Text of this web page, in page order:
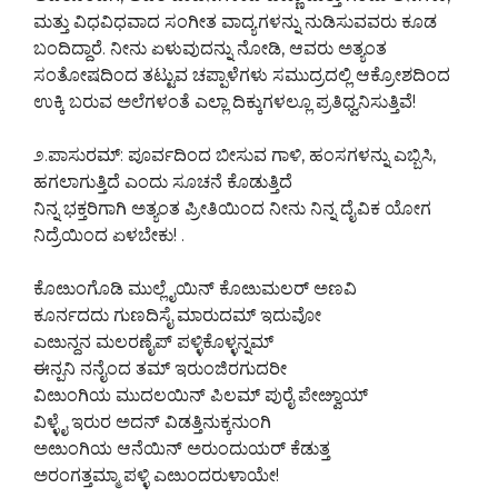
ಮತ್ತು ವಿಧವಿಧವಾದ ಸಂಗೀತ ವಾದ್ಯಗಳನ್ನು ನುಡಿಸುವವರು ಕೂಡ
ಬಂದಿದ್ದಾರೆ. ನೀನು ಏಳುವುದನ್ನು ನೋಡಿ, ಆವರು ಅತ್ಯಂತ
ಸಂತೋಷದಿಂದ ತಟ್ಟುವ ಚಪ್ಪಾಳೆಗಳು ಸಮುದ್ರದಲ್ಲಿ ಆಕ್ರೋಶದಿಂದ
ಉಕ್ಕಿ ಬರುವ ಅಲೆಗಳಂತೆ ಎಲ್ಲಾ ದಿಕ್ಕುಗಳಲ್ಲೂ ಪ್ರತಿಧ್ವನಿಸುತ್ತಿವೆ!
೨.ಪಾಸುರಮ್: ಪೂರ್ವದಿಂದ ಬೀಸುವ ಗಾಳಿ, ಹಂಸಗಳನ್ನು ಎಬ್ಬಿಸಿ,
ಹಗಲಾಗುತ್ತಿದೆ ಎಂದು ಸೂಚನೆ ಕೊಡುತ್ತಿದೆ
ನಿನ್ನ ಭಕ್ತರಿಗಾಗಿ ಅತ್ಯಂತ ಪ್ರೀತಿಯಿಂದ ನೀನು ನಿನ್ನ ದೈವಿಕ ಯೋಗ
ನಿದ್ರೆಯಿಂದ ಏಳಬೇಕು! .
ಕೊೞುಂಗೊಡಿ ಮುಲ್ಲೈಯಿನ್ ಕೊೞುಮಲರ್ ಅಣವಿ
ಕೂರ್ನದದು ಗುಣದಿಸೈ ಮಾರುದಮ್ ಇದುವೋ
ಎೞುನ್ದನ ಮಲರಣೈಪ್ ಪಳ್ಳಿಕೊಳ್ಳನ್ನಮ್
ಈನ್ಪನಿ ನನೈಂದ ತಮ್ ಇರುಂಜಿರಗುದರೀ
ವಿೞುಂಗಿಯ ಮುದಲಯಿನ್ ಪಿಲಮ್ ಪುರೈ ಪೇೞ್ವಾಯ್
ವಿಳ್ಳೈ ಇರುರ ಅದನ್ ವಿಡತ್ತಿನುಕ್ಕನುಂಗಿ
ಅೞುಂಗಿಯ ಆನೆಯಿನ್ ಅರುಂದುಯರ್ ಕೆಡುತ್ತ
ಅರಂಗತ್ತಮ್ಮಾ ಪಳ್ಳಿ ಎೞುಂದರುಳಾಯೇ!